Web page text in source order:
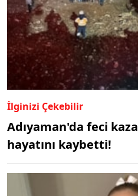
İlginizi Çekebilir
Adıyaman'da feci
hayatını kaybetti!